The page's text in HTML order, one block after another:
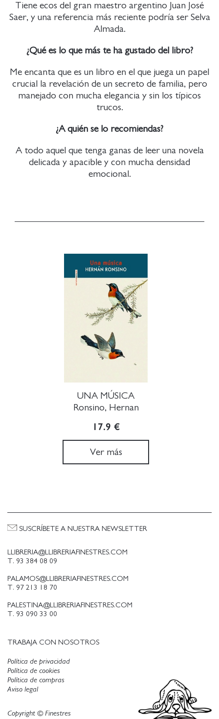
Tiene ecos del gran maestro argentino Juan José
Saer, y una referencia más reciente podría ser Selva
Almada.
¿Qué es lo que más te ha gustado del libro?
Me encanta que es un libro en el que juega un papel
crucial la revelación de un secreto de familia, pero
manejado con mucha elegancia y sin los típicos
trucos.
¿A quién se lo recomiendas?
A todo aquel que tenga ganas de leer una novela
delicada y apacible y con mucha densidad
emocional.
UNA MÚSICA
Ronsino, Hernan
17.9 €
Ver más
LLIBRERIA@LLIBRERIAFINESTRES.COM
T. 93 384 08 09
PALAMOS@LLIBRERIAFINESTRES.COM
T. 97 213 18 70
PALESTINA@LLIBRERIAFINESTRES.COM
T. 93 090 33 00
TRABAJA CON NOSOTROS
SUSCRÍBETE A NUESTRA NEWSLETTER
Política de privacidad
Política de cookies
Aviso legal
Política de compras
Copyright © Finestres